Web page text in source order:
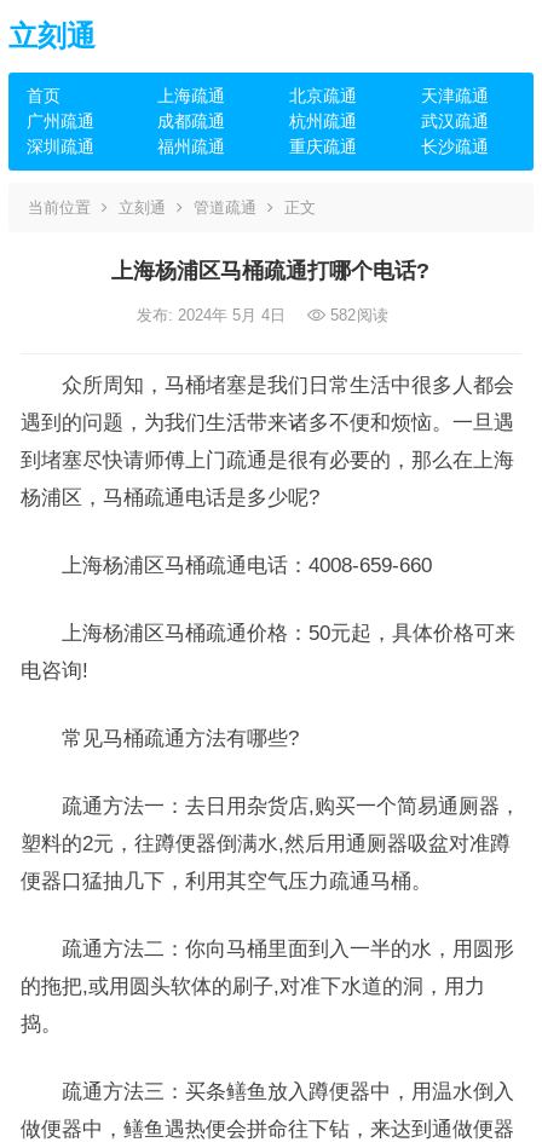
立刻通
首页 上海疏通 北京疏通
天津疏通
广州疏通
成都疏通 杭州疏通
武汉疏通
深圳疏通
福州疏通 重庆疏通 长沙疏通
当前位置 立刻通 管道疏通 正文
上海杨浦区马桶疏通打哪个电话?
发布: 2024年 5月 4日 582阅读
众所周知，马桶堵塞是我们日常生活中很多人都会
遇到的问题，为我们生活带来诸多不便和烦恼。一旦遇
到堵塞尽快请师傅上门疏通是很有必要的，那么在上海
杨浦区，马桶疏通电话是多少呢?
上海杨浦区马桶疏通电话：4008-659-660
上海杨浦区马桶疏通价格：50元起，具体价格可来
电咨询!
常见马桶疏通方法有哪些?
疏通方法一：去日用杂货店,购买一个简易通厕器，
塑料的2元，往蹲便器倒满水,然后用通厕器吸盆对准蹲
便器口猛抽几下，利用其空气压力疏通马桶。
疏通方法二：你向马桶里面到入一半的水，用圆形
的拖把,或用圆头软体的刷子,对准下水道的洞，用力
捣。
疏通方法三：买条鳝鱼放入蹲便器中，用温水倒入
做便器中，鳝鱼遇热便会拼命往下钻，来达到通做便器